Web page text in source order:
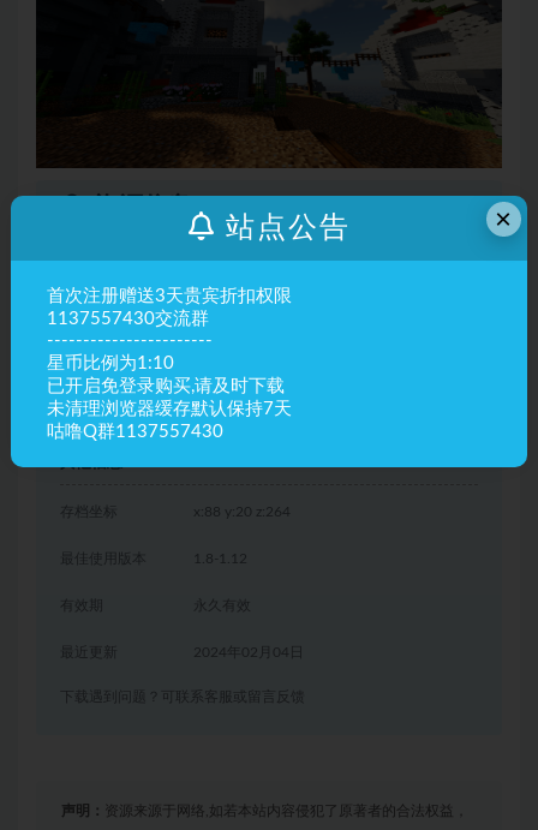
靓仔 149星币
贵宾
赞助商
立即购买
存档坐标 x:88 y:20 z:264
最佳使用版本 1.8-1.12
有效期 永久有效
2024年02月04日
下载遇到问题？可联系客服或留言反馈
声明： 资源来源于网络,如若本站内容侵犯了原著者的合法权益，
×
站点公告
首次注册赠送3天贵宾折扣权限
1137557430交流群
-----------------------
星币比例为1:10
已开启免登录购买,请及时下载
未清理浏览器缓存默认保持7天
咕噜Q群1137557430